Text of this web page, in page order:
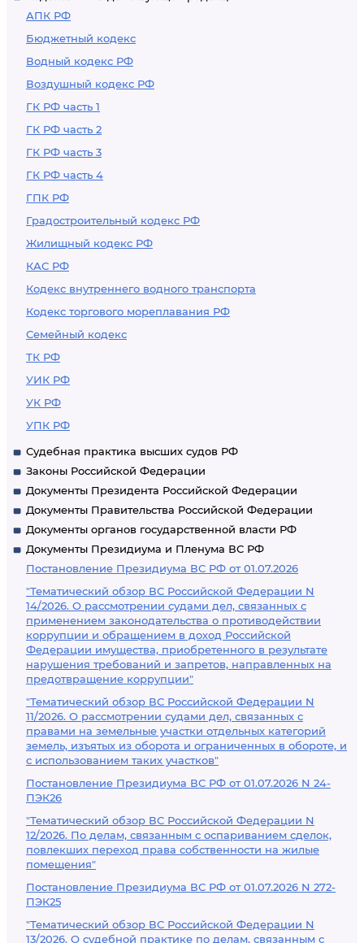
АПК РФ
Бюджетный кодекс
Водный кодекс РФ
Воздушный кодекс РФ
ГК РФ часть 1
ГК РФ часть 2
ГК РФ часть 3
ГК РФ часть 4
ГПК РФ
Градостроительный кодекс РФ
Жилищный кодекс РФ
КАС РФ
Кодекс внутреннего водного транспорта
Кодекс торгового мореплавания РФ
Семейный кодекс
ТК РФ
УИК РФ
УК РФ
УПК РФ
Судебная практика высших судов РФ
Законы Российской Федерации
Документы Президента Российской Федерации
Документы Правительства Российской Федерации
Документы органов государственной власти РФ
Документы Президиума и Пленума ВС РФ
Постановление Президиума ВС РФ от 01.07.2026
"Тематический обзор ВС Российской Федерации N
14/2026. О рассмотрении судами дел, связанных с
применением законодательства о противодействии
коррупции и обращением в доход Российской
Федерации имущества, приобретенного в результате
нарушения требований и запретов, направленных на
предотвращение коррупции"
"Тематический обзор ВС Российской Федерации N
11/2026. О рассмотрении судами дел, связанных с
правами на земельные участки отдельных категорий
земель, изъятых из оборота и ограниченных в обороте, и
с использованием таких участков"
Постановление Президиума ВС РФ от 01.07.2026 N 24-
ПЭК26
"Тематический обзор ВС Российской Федерации N
12/2026. По делам, связанным с оспариванием сделок,
повлекших переход права собственности на жилые
помещения"
Постановление Президиума ВС РФ от 01.07.2026 N 272-
ПЭК25
"Тематический обзор ВС Российской Федерации N
13/2026. О судебной практике по делам, связанным с